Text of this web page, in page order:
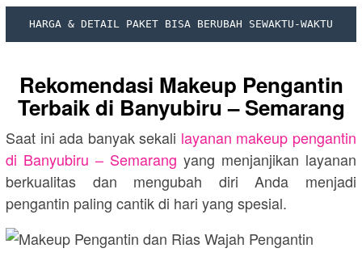
HARGA & DETAIL PAKET BISA BERUBAH SEWAKTU-WAKTU
Rekomendasi Makeup Pengantin
Terbaik di Banyubiru – Semarang
Saat ini ada banyak sekali layanan makeup pengantin
di Banyubiru – Semarang yang menjanjikan layanan
berkualitas dan mengubah diri Anda menjadi
pengantin paling cantik di hari yang spesial.